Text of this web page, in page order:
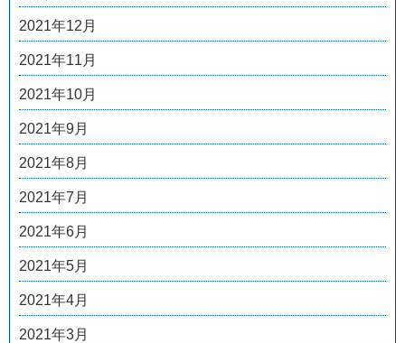
2021年12月
2021年11月
2021年10月
2021年9月
2021年8月
2021年7月
2021年6月
2021年5月
2021年4月
2021年3月